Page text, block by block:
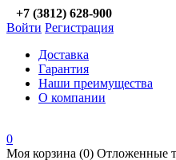
+7 (3812) 628-900
Войти Регистрация
Доставка
Гарантия
Наши преимущества
О компании
0
Моя корзина (0) Отложенные